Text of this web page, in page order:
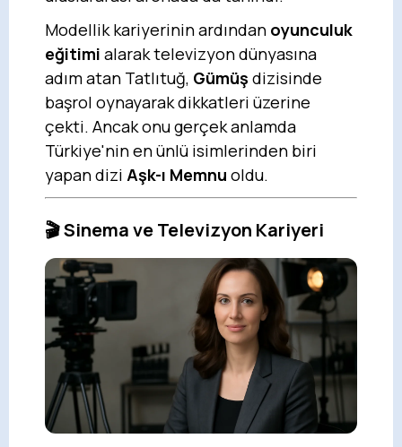
Modellik kariyerinin ardından oyunculuk
eğitimi alarak televizyon dünyasına
adım atan Tatlıtuğ, Gümüş dizisinde
başrol oynayarak dikkatleri üzerine
çekti. Ancak onu gerçek anlamda
Türkiye'nin en ünlü isimlerinden biri
yapan dizi Aşk-ı Memnu oldu.
🎬 Sinema ve Televizyon Kariyeri